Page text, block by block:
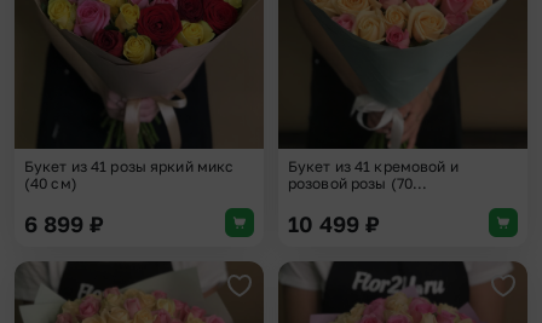
Букет из 41 розы яркий микс
(40 см)
6 899 ₽
Букет из 41 кремовой и
розовой розы (70...
10 499 ₽
Добавить в избранное